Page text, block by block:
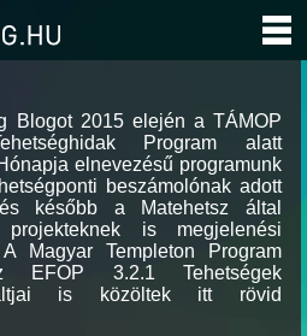
Blogot 2015 elején a TÁMOP
Program alatt
elnevezésű programunk
beszámolónak adott
később a Matehetsz által
projekteknek is megjelenési
Magyar Templeton Program
EFOP 3.2.1 Tehetségek
is közöltek itt rövid